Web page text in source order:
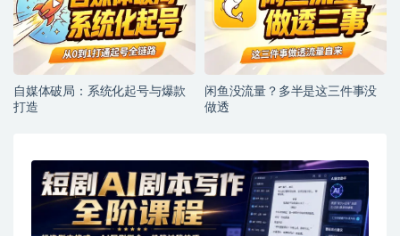
自媒体破局：系统化起号与爆款
打造
闲鱼没流量？多半是这三件事没
做透